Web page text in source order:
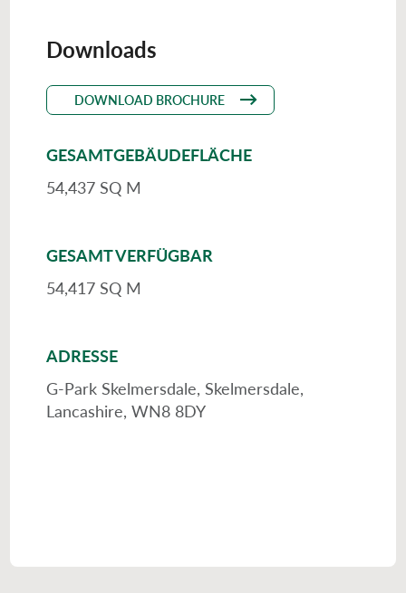
Downloads
DOWNLOAD BROCHURE
GESAMTGEBÄUDEFLÄCHE
54,437 SQ M
GESAMT VERFÜGBAR
54,417 SQ M
ADRESSE
G-Park Skelmersdale, Skelmersdale,
Lancashire, WN8 8DY